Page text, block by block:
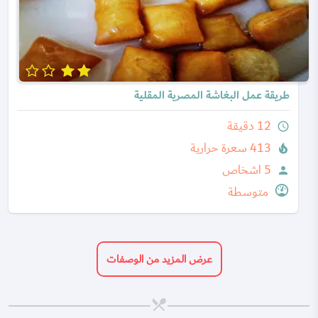
طريقة عمل البغاشة المصرية المقلية
query_builder 12 دقيقة
local_fire_department 413 سعرة حرارية
person
5 اشخاص
متوسطة
عرض المزيد من الوصفات